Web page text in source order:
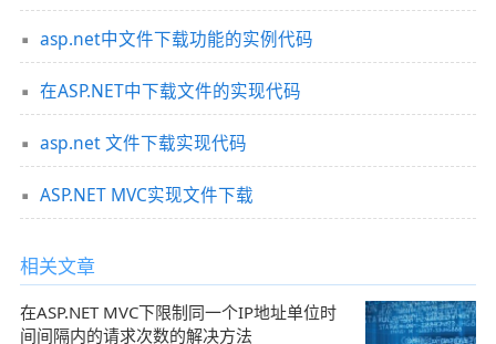
asp.net中文件下载功能的实例代码
在ASP.NET中下载文件的实现代码
asp.net 文件下载实现代码
ASP.NET MVC实现文件下载
相关文章
在ASP.NET MVC下限制同一个IP地址单位时
间间隔内的请求次数的解决方法